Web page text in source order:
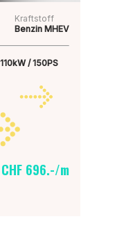
Kraftstoff
Benzin MHEV
110kW / 150PS
CHF 696.-/m